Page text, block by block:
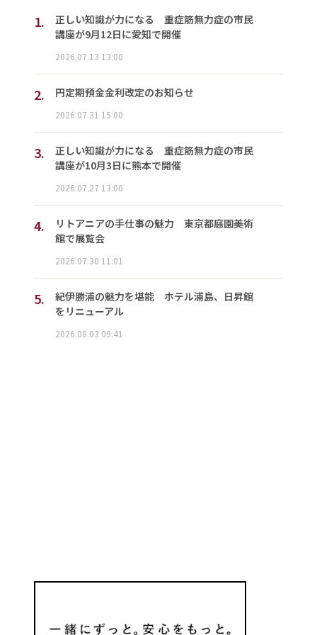
1.
正しい知識が力になる 重症筋無力症の市民
講座が9月12日に愛知で開催
2026.07.13 13:00
2. 円定期預金金利改定のお知らせ
2026.07.31 15:00
3.
正しい知識が力になる 重症筋無力症の市民
講座が10月3日に熊本で開催
2026.07.27 13:00
4.
リトアニアの手仕事の魅力 東京都庭園美術
館で展覧会
2026.07.30 11:01
5.
紀伊勝浦の魅力を堪能 ホテル浦島、日昇館
をリニューアル
2026.08.03 09:41